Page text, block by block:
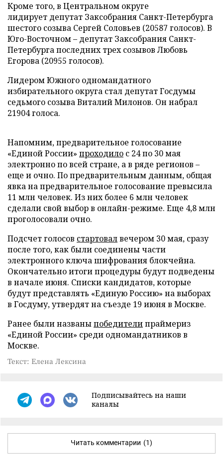
Кроме того, в Центральном округе
лидирует депутат Заксобрания Санкт-Петербурга
шестого созыва Сергей Соловьев (20587 голосов). В
Юго-Восточном – депутат Заксобрания Санкт-
Петербурга последних трех созывов Любовь
Егорова (20955 голосов).
Лидером Южного одномандатного
избирательного округа стал депутат Госдумы
седьмого созыва Виталий Милонов. Он набрал
21904 голоса.
Напомним, предварительное голосование
«Единой России» проходило с 24 по 30 мая
электронно по всей стране, а в ряде регионов –
еще и очно. По предварительным данным, общая
явка на предварительное голосование превысила
11 млн человек. Из них более 6 млн человек
сделали свой выбор в онлайн-режиме. Еще 4,8 млн
проголосовали очно.
Подсчет голосов стартовалвечером 30 мая, сразу
после того, как были соединены части
электронного ключа шифрования блокчейна.
Окончательно итоги процедуры будут подведены
в начале июня. Списки кандидатов, которые
будут представлять «Единую Россию» на выборах
в Госдуму, утвердят на съезде 19 июня в Москве.
Ранее были названыпобедителипраймериз
«Единой России» среди одномандатников в
Москве.
Текст: Елена Лексина
Подписывайтесь на наши
каналы
Читать комментарии (1)